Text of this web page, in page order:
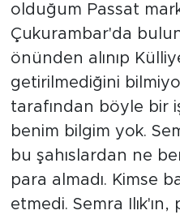
olduğum Passat
Çukurambar'da
önünden alınıp
getirilmediğini
tarafından böyle bir
benim bilgim yok.
bu şahıslardan ne
para almadı. Kimse
etmedi. Semra Ilık'ın,